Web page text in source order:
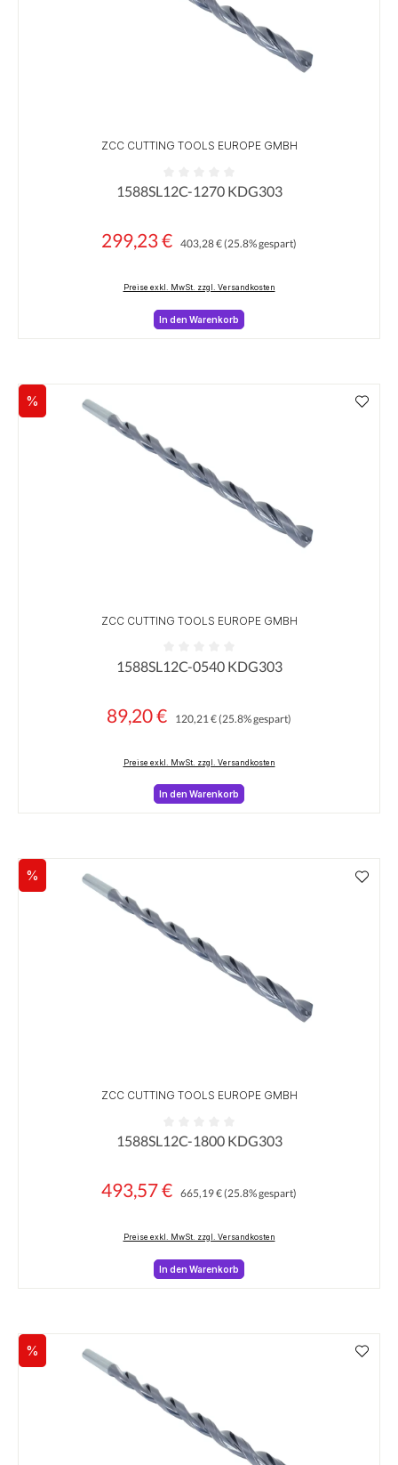
ZCC CUTTING TOOLS EUROPE GMBH
Durchschnittliche Bewertung von 0 von 5 Sternen
1588SL12C-1270 KDG303
Verkaufspreis:
299,23 € 403,28 €(25.8% gespart)
Preise exkl. MwSt. zzgl. Versandkosten
In den Warenkorb
Rabatt
%
ZCC CUTTING TOOLS EUROPE GMBH
Durchschnittliche Bewertung von 0 von 5 Sternen
1588SL12C-0540 KDG303
Verkaufspreis:
89,20 € 120,21 €(25.8% gespart)
Preise exkl. MwSt. zzgl. Versandkosten
In den Warenkorb
Rabatt
%
ZCC CUTTING TOOLS EUROPE GMBH
Durchschnittliche Bewertung von 0 von 5 Sternen
1588SL12C-1800 KDG303
Verkaufspreis:
493,57 € 665,19 €(25.8% gespart)
Preise exkl. MwSt. zzgl. Versandkosten
In den Warenkorb
Rabatt
%